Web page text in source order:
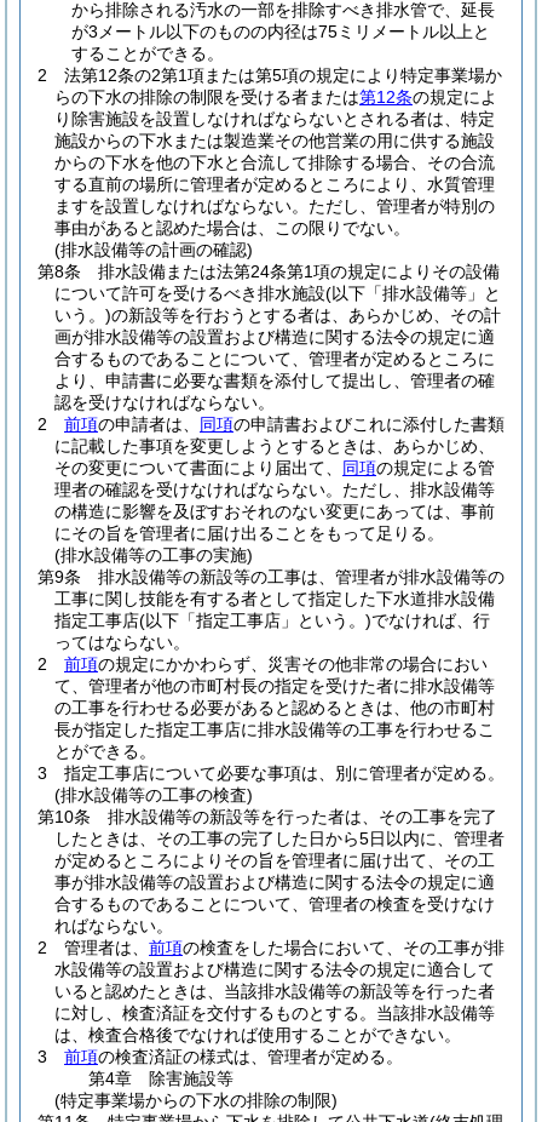
から排除される汚水の一部を排除すべき排水管で、延長
が3メートル以下のものの内径は75ミリメートル以上と
することができる。
2
法第12条の2第1項または第5項の規定により特定事業場か
らの下水の排除の制限を受ける者または第12条の規定によ
り除害施設を設置しなければならないとされる者は、特定
施設からの下水または製造業その他営業の用に供する施設
からの下水を他の下水と合流して排除する場合、その合流
する直前の場所に管理者が定めるところにより、水質管理
ますを設置しなければならない。 ただし、管理者が特別の
事由があると認めた場合は、この限りでない。
(排水設備等の計画の確認)
第8条
排水設備または法第24条第1項の規定によりその設備
について許可を受けるべき排水施設(以下「排水設備等」と
いう。)の新設等を行おうとする者は、あらかじめ、その計
画が排水設備等の設置および構造に関する法令の規定に適
合するものであることについて、管理者が定めるところに
より、申請書に必要な書類を添付して提出し、管理者の確
認を受けなければならない。
2
前項の申請者は、 同項の申請書およびこれに添付した書類
に記載した事項を変更しようとするときは、あらかじめ、
その変更について書面により届出て、 同項の規定による管
理者の確認を受けなければならない。 ただし、排水設備等
の構造に影響を及ぼすおそれのない変更にあっては、事前
にその旨を管理者に届け出ることをもって足りる。
(排水設備等の工事の実施)
第9条
排水設備等の新設等の工事は、管理者が排水設備等の
工事に関し技能を有する者として指定した下水道排水設備
指定工事店(以下「指定工事店」という。)でなければ、行
ってはならない。
2
前項の規定にかかわらず、災害その他非常の場合におい
て、管理者が他の市町村長の指定を受けた者に排水設備等
の工事を行わせる必要があると認めるときは、他の市町村
長が指定した指定工事店に排水設備等の工事を行わせるこ
とができる。
3
指定工事店について必要な事項は、別に管理者が定める。
(排水設備等の工事の検査)
第10条
排水設備等の新設等を行った者は、その工事を完了
したときは、その工事の完了した日から5日以内に、管理者
が定めるところによりその旨を管理者に届け出て、その工
事が排水設備等の設置および構造に関する法令の規定に適
合するものであることについて、管理者の検査を受けなけ
ればならない。
2
管理者は、 前項の検査をした場合において、その工事が排
水設備等の設置および構造に関する法令の規定に適合して
いると認めたときは、当該排水設備等の新設等を行った者
に対し、検査済証を交付するものとする。 当該排水設備等
は、検査合格後でなければ使用することができない。
3
前項の検査済証の様式は、管理者が定める。
第4章
除害施設等
(特定事業場からの下水の排除の制限)